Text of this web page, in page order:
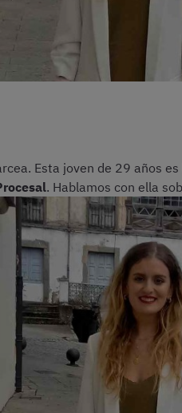
Esta joven de 29 años
. Hablamos con ella